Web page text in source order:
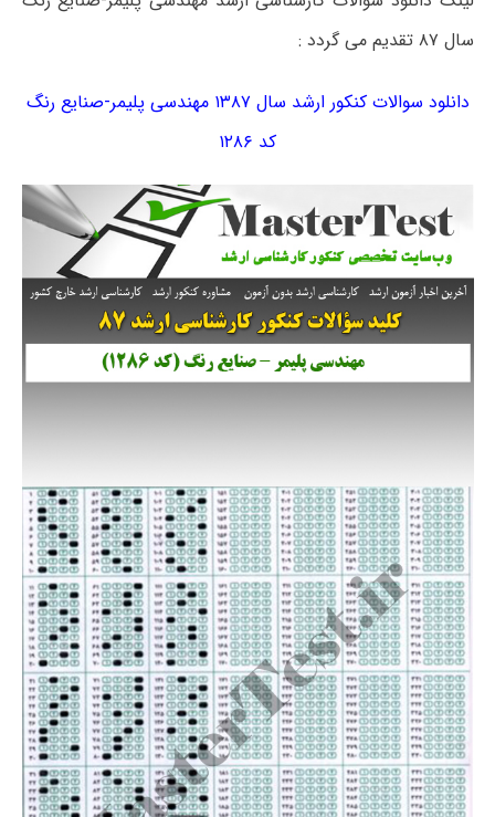
سال ۸۷ تقدیم می گردد :
دانلود سوالات کنکور ارشد سال ۱۳۸۷ مهندسی پلیمر-صنایع رنگ
کد ۱۲۸۶